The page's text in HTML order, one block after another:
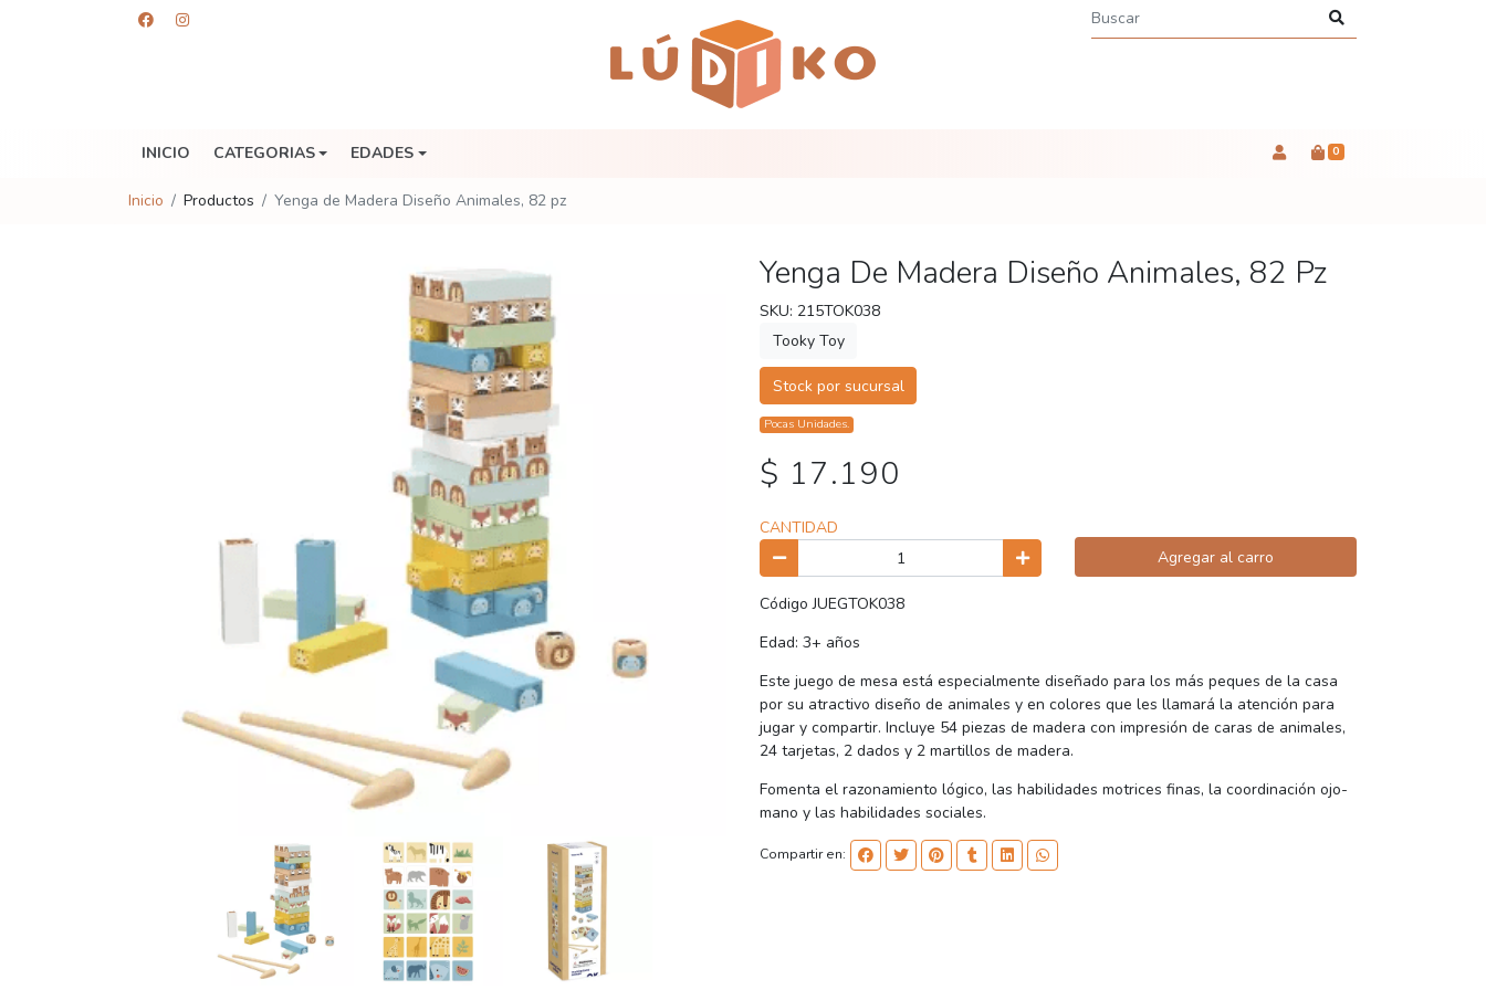
INICIO CATEGORIAS EDADES 0
Inicio Productos Yenga de Madera Diseño Animales, 82 pz
Yenga De Madera Diseño Animales, 82 Pz
SKU: 215TOK038
Tooky Toy
Stock por sucursal
Pocas Unidades.
$ 17.190
CANTIDAD
Agregar al carro
Código JUEGTOK038
Edad: 3+ años
Este juego de mesa está especialmente diseñado para los más peques de la casa
por su atractivo diseño de animales y en colores que les llamará la atención para
jugar y compartir. Incluye 54 piezas de madera con impresión de caras de animales,
24 tarjetas, 2 dados y 2 martillos de madera.
Fomenta el razonamiento lógico, las habilidades motrices finas, la coordinación ojo-
mano y las habilidades sociales.
Compartir en: